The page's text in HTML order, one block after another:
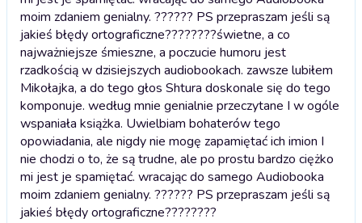
moim zdaniem genialny. ?????? PS przepraszam jeśli są
jakieś błędy ortograficzne????????świetne, a co
najważniejsze śmieszne, a poczucie humoru jest
rzadkością w dzisiejszych audiobookach. zawsze lubiłem
Mikołajka, a do tego głos Shtura doskonale się do tego
komponuje. według mnie genialnie przeczytane I w ogóle
wspaniała książka. Uwielbiam bohaterów tego
opowiadania, ale nigdy nie mogę zapamiętać ich imion I
nie chodzi o to, że są trudne, ale po prostu bardzo ciężko
mi jest je spamiętać. wracając do samego Audiobooka
moim zdaniem genialny. ?????? PS przepraszam jeśli są
jakieś błędy ortograficzne????????